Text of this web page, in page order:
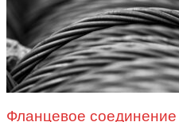
Фланцевое